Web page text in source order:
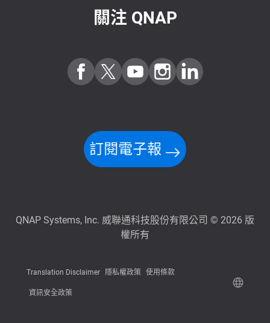
關注 QNAP
訂閱電子報
QNAP Systems, Inc. 威聯通科技股份有限公司 © 2026 版
權所有
Translation Disclaimer 隱私權政策 使用條款
資訊安全政策